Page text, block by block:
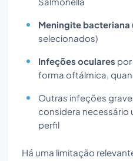
Meningite bacteriana
selecionados)
Infeções oculares por
forma oftálmica,
Outras infeções
considera
perfil
Há uma limitação